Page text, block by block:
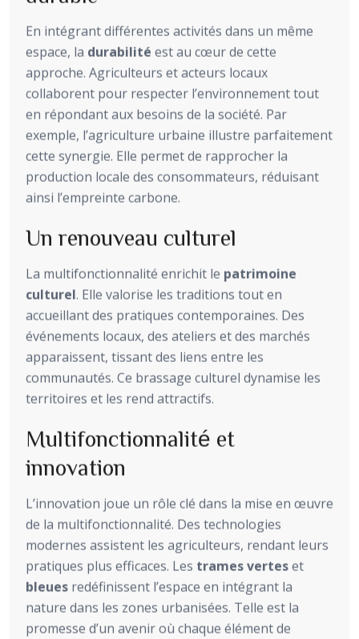
En intégrant différentes activités dans un même
espace, la durabilité est au cœur de cette
approche. Agriculteurs et acteurs locaux
collaborent pour respecter l’environnement tout
en répondant aux besoins de la société. Par
exemple, l’agriculture urbaine illustre parfaitement
cette synergie. Elle permet de rapprocher la
production locale des consommateurs, réduisant
ainsi l’empreinte carbone.
Un renouveau culturel
La multifonctionnalité enrichit le patrimoine
culturel. Elle valorise les traditions tout en
accueillant des pratiques contemporaines. Des
événements locaux, des ateliers et des marchés
apparaissent, tissant des liens entre les
communautés. Ce brassage culturel dynamise les
territoires et les rend attractifs.
Multifonctionnalité et
innovation
L’innovation joue un rôle clé dans la mise en œuvre
de la multifonctionnalité. Des technologies
modernes assistent les agriculteurs, rendant leurs
pratiques plus efficaces. Les trames verteset
bleues redéfinissent l’espace en intégrant la
nature dans les zones urbanisées. Telle est la
promesse d’un avenir où chaque élément de